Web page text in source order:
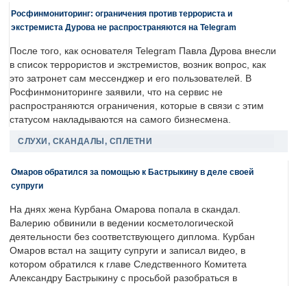
Росфинмониторинг: ограничения против террориста и
экстремиста Дурова не распространяются на Telegram
После того, как основателя Telegram Павла Дурова внесли
в список террористов и экстремистов, возник вопрос, как
это затронет сам мессенджер и его пользователей. В
Росфинмониторинге заявили, что на сервис не
распространяются ограничения, которые в связи с этим
статусом накладываются на самого бизнесмена.
СЛУХИ, СКАНДАЛЫ, СПЛЕТНИ
Омаров обратился за помощью к Бастрыкину в деле своей
супруги
На днях жена Курбана Омарова попала в скандал.
Валерию обвинили в ведении косметологической
деятельности без соответствующего диплома. Курбан
Омаров встал на защиту супруги и записал видео, в
котором обратился к главе Следственного Комитета
Александру Бастрыкину с просьбой разобраться в